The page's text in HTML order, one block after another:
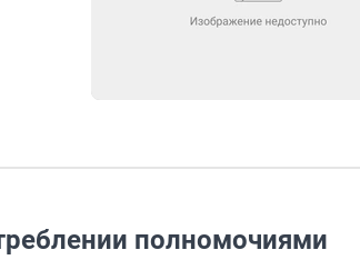
полномочиями